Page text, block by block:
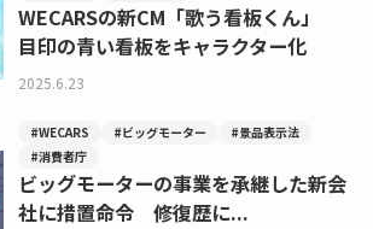
WECARSの新CM「歌う看板くん」
目印の青い看板をキャラクター化
2025.6.23
#WECARS #ビッグモーター
#景品表示法
#消費者庁
ビッグモーターの事業を承継した新会
社に措置命令 修復歴に...